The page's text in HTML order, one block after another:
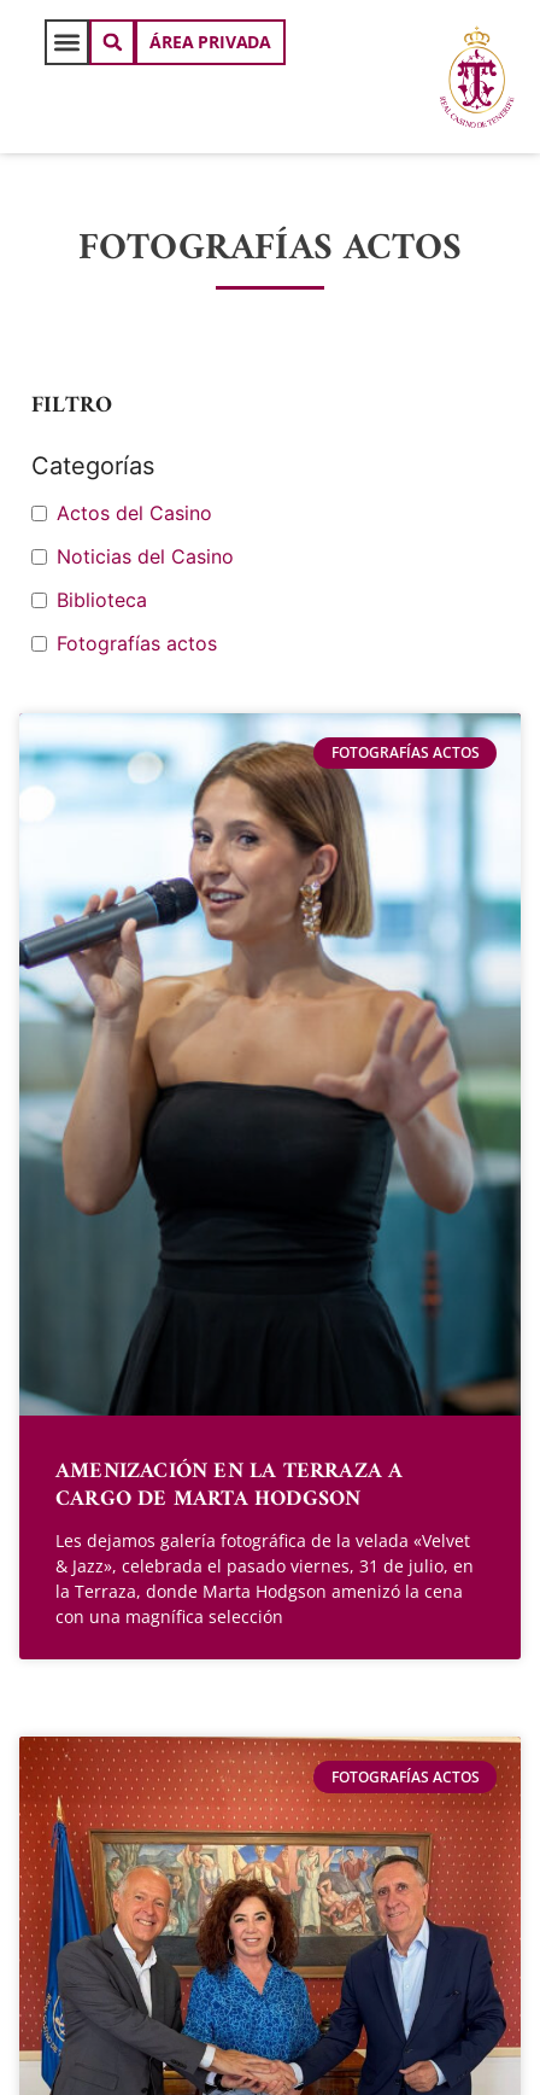
ÁREA PRIVADA
FOTOGRAFÍAS ACTOS
FILTRO
Categorías
Actos del Casino
Noticias del Casino
Biblioteca
Fotografías actos
FOTOGRAFÍAS ACTOS
AMENIZACIÓN EN LA TERRAZA A
CARGO DE MARTA HODGSON
Les dejamos galería fotográfica de la velada «Velvet
& Jazz», celebrada el pasado viernes, 31 de julio, en
la Terraza, donde Marta Hodgson amenizó la cena
con una magnífica selección
FOTOGRAFÍAS ACTOS